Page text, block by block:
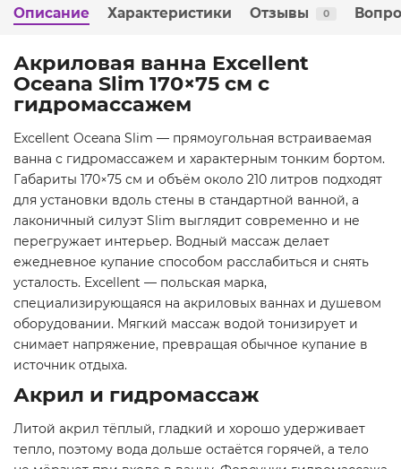
Описание Характеристики Отзывы 0
Акриловая ванна Excellent
Oceana Slim 170×75 см с
гидромассажем
Excellent Oceana Slim — прямоугольная встраиваемая
ванна с гидромассажем и характерным тонким бортом.
Габариты 170×75 см и объём около 210 литров подходят
для установки вдоль стены в стандартной ванной, а
лаконичный силуэт Slim выглядит современно и не
перегружает интерьер. Водный массаж делает
ежедневное купание способом расслабиться и снять
усталость. Excellent — польская марка,
специализирующаяся на акриловых ваннах и душевом
оборудовании. Мягкий массаж водой тонизирует и
снимает напряжение, превращая обычное купание в
источник отдыха.
Акрил и гидромассаж
Литой акрил тёплый, гладкий и хорошо удерживает
тепло, поэтому вода дольше остаётся горячей, а тело